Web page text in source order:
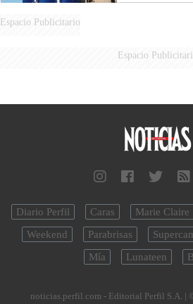
Espacio Publicitario
Espacio
Diario Perfil Caras Marie Claire
Weekend
Parabrisas
Mía
Lunateen
noticias.perfil.com - Editorial Perfil S.A. |